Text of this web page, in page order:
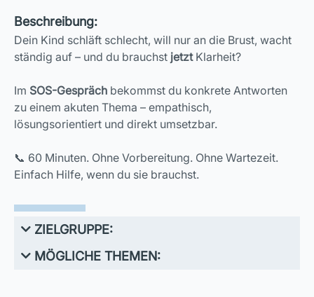
Beschreibung:
Dein Kind schläft schlecht, will nur an die Brust, wacht
ständig auf – und du brauchst jetztKlarheit?
Im SOS-Gespräch bekommst du konkrete Antworten
zu einem akuten Thema – empathisch,
lösungsorientiert und direkt umsetzbar.
📞 60 Minuten. Ohne Vorbereitung. Ohne Wartezeit.
Einfach Hilfe, wenn du sie brauchst.
ZIELGRUPPE:
MÖGLICHE THEMEN: